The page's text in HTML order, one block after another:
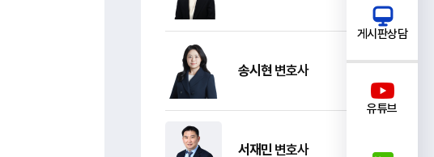
게시판상담
유튜브
송시현 변호사
서재민 변호사